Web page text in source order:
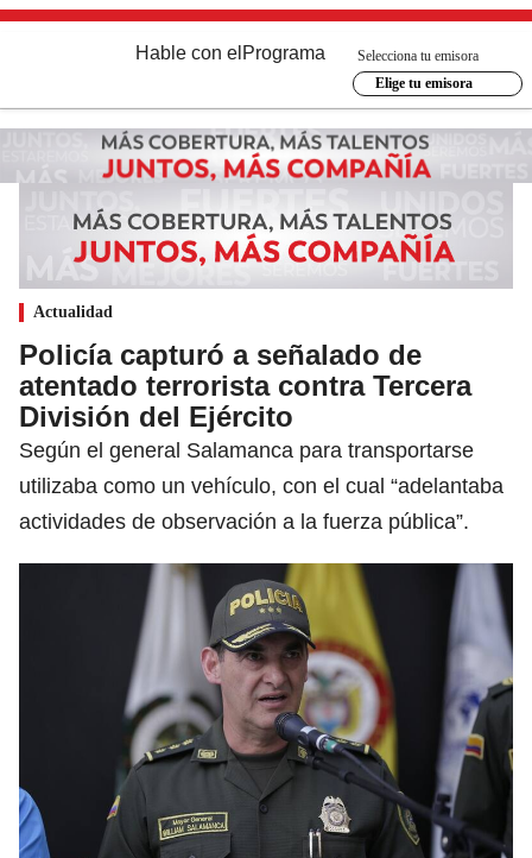
Hable con el Programa
Selecciona tu emisora
Elige tu emisora
Actualidad
Policía capturó a señalado de
atentado terrorista contra Tercera
División del Ejército
Según el general Salamanca para transportarse
utilizaba como un vehículo, con el cual “adelantaba
actividades de observación a la fuerza pública”.